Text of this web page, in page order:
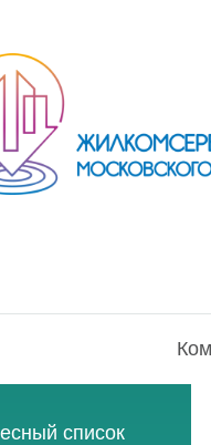
список